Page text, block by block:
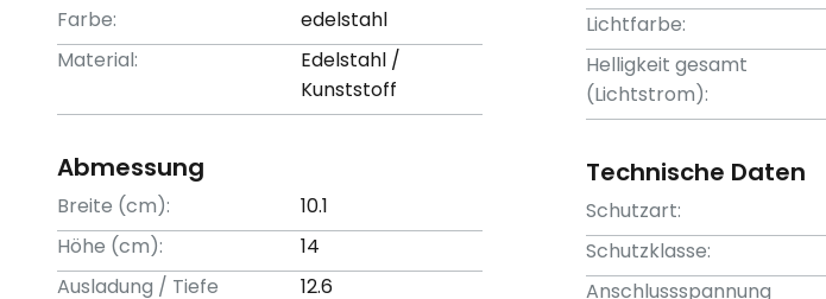
Farbe:
edelstahl
Material:
Edelstahl /
Kunststoff
Abmessung
Breite (cm):
10.1
Höhe (cm):
14
Ausladung / Tiefe
12.6
Lichtfarbe:
Helligkeit gesamt
(Lichtstrom):
Technische Daten
Schutzart:
Schutzklasse:
Anschlussspannung